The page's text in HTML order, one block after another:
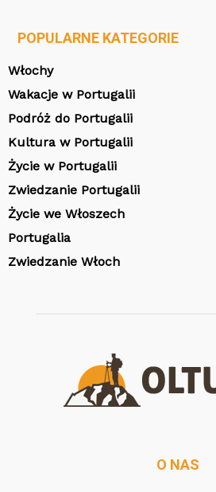
POPULARNE KATEGORIE
Włochy
Wakacje w Portugalii
Podróż do Portugalii
Kultura w Portugalii
Życie w Portugalii
Zwiedzanie Portugalii
Życie we Włoszech
Portugalia
Zwiedzanie Włoch
O NAS